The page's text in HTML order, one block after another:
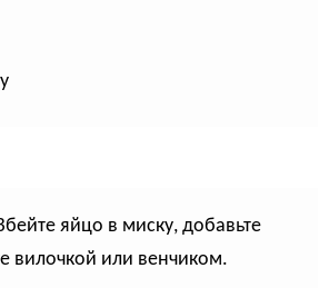
яйцо в миску, добавьте
вилочкой или венчиком.